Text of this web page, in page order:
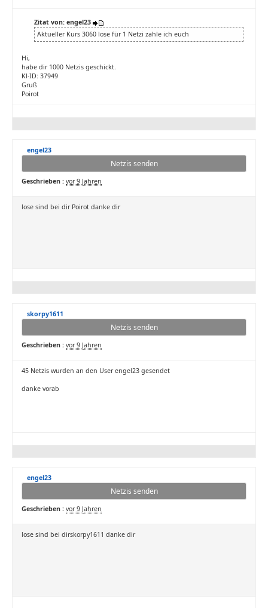
Zitat von: engel23
Aktueller Kurs 3060 lose für 1 Netzi zahle ich euch
Hi,
habe dir 1000 Netzis geschickt.
Kl-ID: 37949
Gruß
Poirot
engel23
Netzis senden
Geschrieben : vor 9 Jahren
lose sind bei dir Poirot danke dir
skorpy1611
Netzis senden
Geschrieben : vor 9 Jahren
45 Netzis wurden an den User engel23 gesendet
danke vorab
engel23
Netzis senden
Geschrieben : vor 9 Jahren
lose sind bei dirskorpy1611 danke dir